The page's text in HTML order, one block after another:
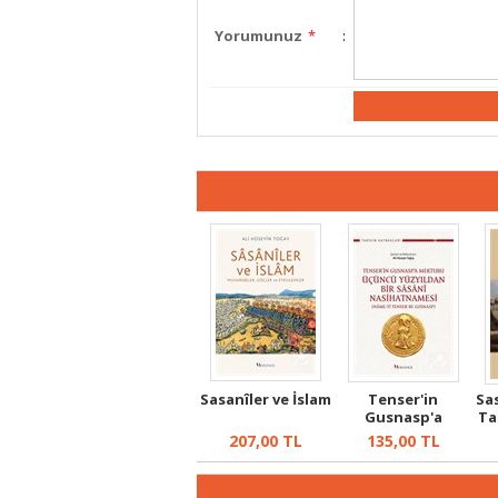
Yorumunuz * :
Sasanîler ve İslam
207,00TL
Tenser'in
Gusnasp'a
Mektubu: Üçüncü
Yüzy...
135,00TL